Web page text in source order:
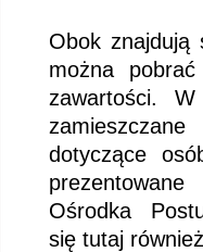
Obok znajdują
można
zawartości.
dotyczące
Ośrodka
się tutaj